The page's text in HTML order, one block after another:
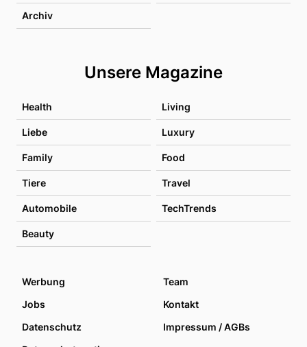
Archiv
Unsere Magazine
Health Living
Liebe Luxury
Family Food
Tiere Travel
Automobile TechTrends
Beauty
Werbung
Team
Jobs
Kontakt
Datenschutz
Impressum / AGBs